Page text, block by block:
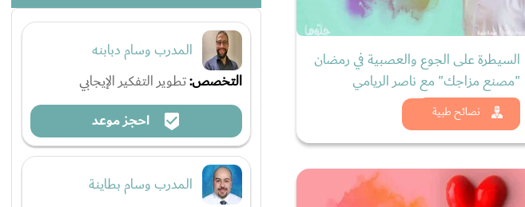
نصائح طبية
السيطرة على الجوع والعصبية في رمضان
"مصنع مزاجك" مع ناصر الريامي
شاهد الان
المدرب وسام دبابنه
التخصص:تطوير التفكير الإيجابي
احجز موعد
المدرب وسام بطاينة